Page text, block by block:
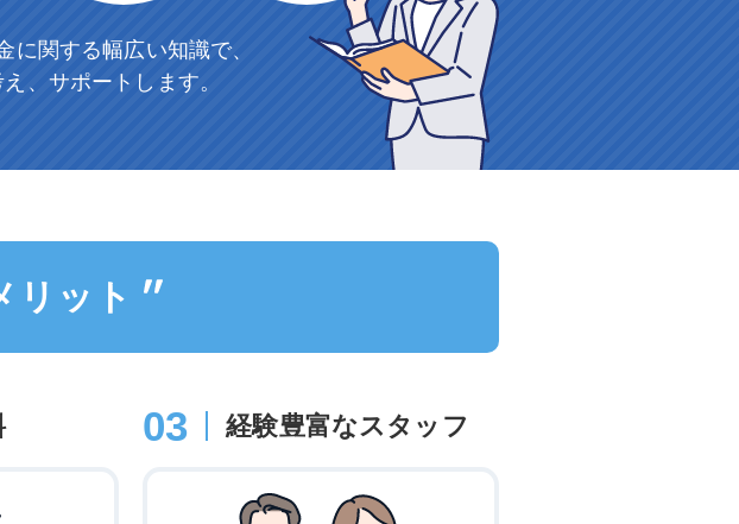
に関する幅広い知識で、
、 サポートします。
リット
03 経験豊富なスタッフ